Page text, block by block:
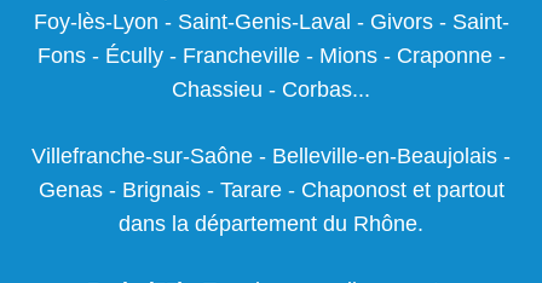
Foy-lès-Lyon - Saint-Genis-Laval - Givors- Saint-
Fons- Écully- Francheville- Mions- Craponne-
Chassieu - Corbas...
Villefranche-sur-Saône - Belleville-en-Beaujolais -
Genas- Brignais- Tarare- Chaponostet partout
dans la département du Rhône.